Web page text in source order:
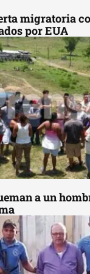
migratoria
por EUA
a un